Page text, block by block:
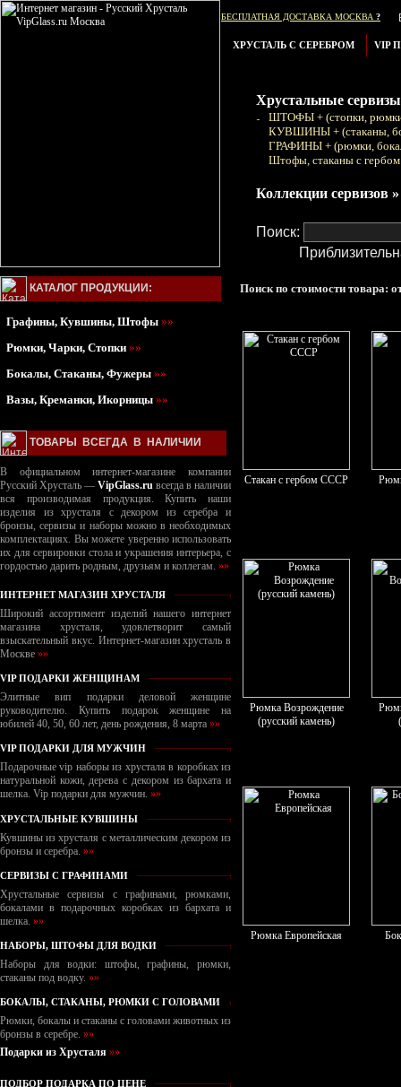
БЕСПЛАТНАЯ ДОСТАВКА МОСКВА ?
ХРУСТАЛЬ С СЕРЕБРОМ VIP
Хрустальные
ШТОФЫ + (стопки,
КУВШИНЫ + (стаканы,
ГРАФИНЫ + (рюмки,
Штофы, стаканы с
Коллекции сервизов »
Поиск:
КАТАЛОГ ПРОДУКЦИИ:
Графины, Кувшины, Штофы »»
Рюмки, Чарки, Стопки »»
Бокалы, Стаканы, Фужеры »»
Вазы, Креманки, Икорницы »»
ТОВАРЫ ВСЕГДА В НАЛИЧИИ
В официальном интернет-магазине компании
Русский Хрусталь — VipGlass.ru всегда в наличии
вся производимая продукция. Купить наши
изделия из хрусталя с декором из серебра и
бронзы, сервизы и наборы можно в необходимых
комплектациях. Вы можете уверенно использовать
их для сервировки стола и украшения интерьера, с
гордостью дарить родным, друзьям и коллегам. »»
ИНТЕРНЕТ МАГАЗИН ХРУСТАЛЯ
Широкий ассортимент изделий нашего интернет
магазина хрусталя, удовлетворит самый
взыскательный вкус. Интернет-магазин хрусталь в
Москве »»
VIP ПОДАРКИ ЖЕНЩИНАМ
Элитные вип подарки деловой женщине
руководителю. Купить подарок женщине на
юбилей 40, 50, 60 лет, день рождения, 8 марта »»
VIP ПОДАРКИ ДЛЯ МУЖЧИН
Подарочные vip наборы из хрусталя в коробках из
натуральной кожи, дерева с декором из бархата и
шелка. Vip подарки для мужчин. »»
ХРУСТАЛЬНЫЕ КУВШИНЫ
Кувшины из хрусталя с металлическим декором из
бронзы и серебра. »»
СЕРВИЗЫ С ГРАФИНАМИ
Хрустальные сервизы с графинами, рюмками,
бокалами в подарочных коробках из бархата и
шелка. »»
НАБОРЫ, ШТОФЫ ДЛЯ ВОДКИ
Наборы для водки: штофы, графины, рюмки,
стаканы под водку. »»
БОКАЛЫ, СТАКАНЫ, РЮМКИ С ГОЛОВАМИ
Рюмки, бокалы и стаканы с головами животных из
бронзы в серебре. »»
Подарки из Хрусталя »»
ПОДБОР ПОДАРКА ПО ЦЕНЕ
Поиск по стоимости товара:
Стакан с гербом СССР
Рюмка Возрождение
(русский камень)
Рюмка Европейская